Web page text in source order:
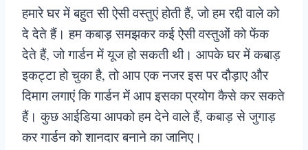
हमारे घर में बहुत सी ऐसी वस्तुएं होती हैं, जो हम रद्दी वाले को
दे देते हैं। हम कबाड़ समझकर कई ऐसी वस्तुओं को फेंक
देते हैं, जो गार्डन में यूज हो सकती थी। आपके घर में कबाड़
इकट्टा हो चुका है, तो आप एक नजर इस पर दौड़ाए और
दिमाग लगाएं कि गार्डन में आप इसका प्रयोग कैसे कर सकते
हैं। कुछ आईडिया आपको हम देने वाले हैं, कबाड़ से जुगाड़
कर गार्डन को शानदार बनाने का जानिए।